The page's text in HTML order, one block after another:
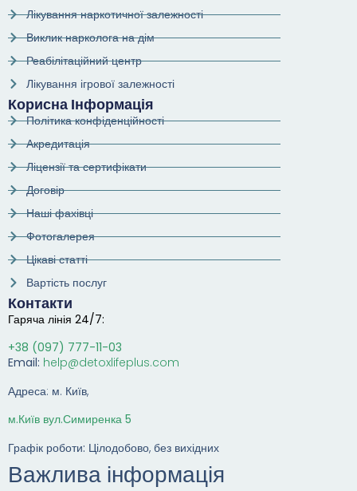
Лікування наркотичної залежності
Виклик нарколога на дім
Реабілітаційний центр
Лікування ігрової залежності
Корисна Інформація
Політика конфіденційності
Акредитація
Ліцензії та сертифікати
Договір
Наші фахівці
Фотогалерея
Цікаві статті
Вартість послуг
Контакти
Гаряча лінія 24/7:
+38 (097) 777-11-03
Email: help@detoxlifeplus.com
Адреса: м. Київ,
м.Київ вул.Симиренка 5
Графік роботи: Цілодобово, без вихідних
Важлива інформація